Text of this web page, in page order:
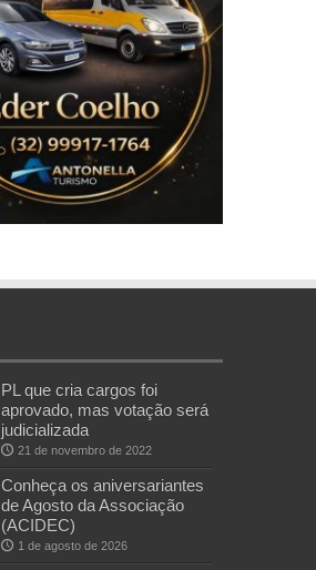
PL que cria cargos foi
aprovado, mas votação será
judicializada
21 de novembro de 2022
Conheça os aniversariantes
de Agosto da Associação
(ACIDEC)
1 de agosto de 2026